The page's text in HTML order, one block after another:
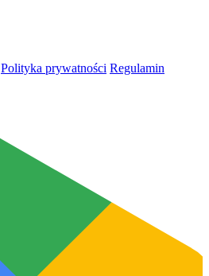
Polityka prywatności Regulamin